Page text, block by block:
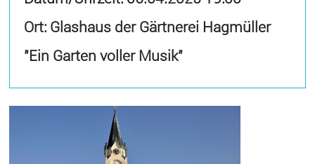
Ort: Glashaus der Gärtnerei Hagmüller
"Ein Garten voller Musik"